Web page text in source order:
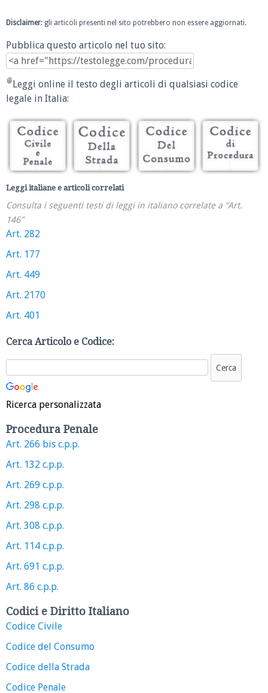
Disclaimer: gli articoli presenti nel sito potrebbero non essere aggiornati.
Pubblica questo articolo nel tuo sito:
Leggi online il testo degli articoli di qualsiasi codice
legale in Italia:
Leggi italiane e articoli correlati
Consulta i seguenti testi di leggi in italiano correlate a "Art.
146"
Art. 282
Art. 177
Art. 449
Art. 2170
Art. 401
Cerca Articolo e Codice:
Ricerca personalizzata
Procedura Penale
Art. 266 bis c.p.p.
Art. 132 c.p.p.
Art. 269 c.p.p.
Art. 298 c.p.p.
Art. 308 c.p.p.
Art. 114 c.p.p.
Art. 691 c.p.p.
Art. 86 c.p.p.
Codici e Diritto Italiano
Codice Civile
Codice del Consumo
Codice della Strada
Codice Penale